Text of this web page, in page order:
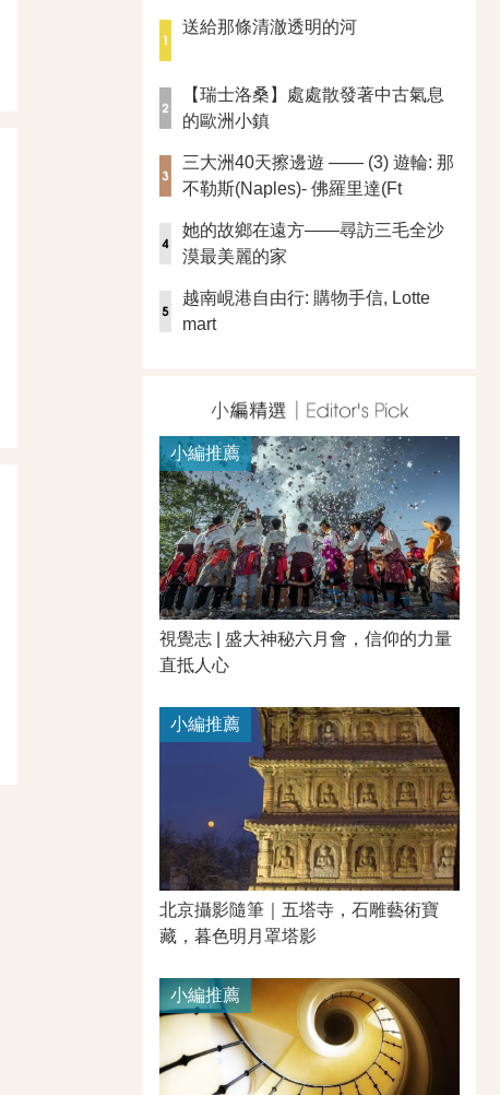
送給那條清澈透明的河
【瑞士洛桑】處處散發著中古氣息
的歐洲小鎮
三大洲40天擦邊遊 —— (3) 遊輪: 那
不勒斯(Naples)- 佛羅里達(Ft
她的故鄉在遠方——尋訪三毛全沙
漠最美麗的家
越南峴港自由行: 購物手信, Lotte
mart
視覺志 | 盛大神秘六月會，信仰的力量
直抵人心
小編推薦
北京攝影隨筆｜​五塔寺，石雕藝術寶
藏，暮色明月罩塔影
小編推薦
小編推薦